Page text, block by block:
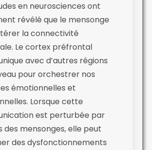
en neurosciences ont
révélé que le mensonge
la connectivité
Le cortex préfrontal
avec d’autres régions
pour orchestrer nos
émotionnelles et
Lorsque cette
est perturbée par
des mensonges, elle peut
des dysfonctionnements